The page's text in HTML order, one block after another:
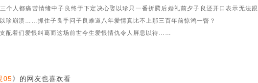
个人都痛苦情绪中子良终于下定决心娶以珍只一番折腾后婚礼前夕子良还开口表示无法跟
珍崩溃……抓住子良手问子良难道八年爱情真比不上那三百年前惊鸿一瞥？
配着们爱恨纠葛而这场前世今生爱恨情仇令人屏息以待……
05》的网友也喜欢看